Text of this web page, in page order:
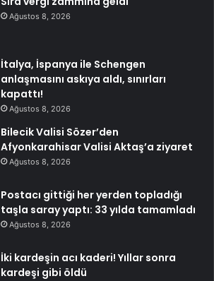
Ağustos 8, 2026
İtalya, İspanya ile Schengen
anlaşmasını askıya aldı, sınırları
kapattı!
Ağustos 8, 2026
Bilecik Valisi Sözer’den
Afyonkarahisar Valisi Aktaş’a ziyaret
Ağustos 8, 2026
Postacı gittiği her yerden topladığı
taşla saray yaptı: 33 yılda tamamladı
Ağustos 8, 2026
İki kardeşin acı kaderi! Yıllar sonra
kardeşi gibi öldü